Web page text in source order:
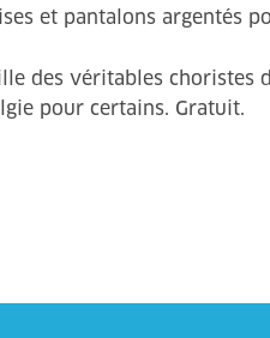
et pantalons argentés
des véritables choristes
pour certains. Gratuit.